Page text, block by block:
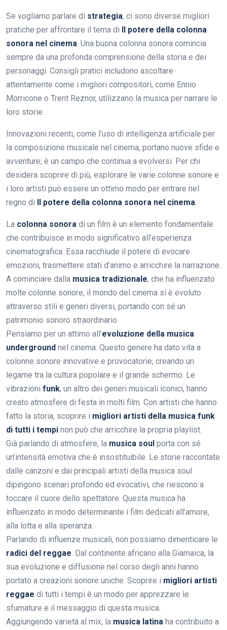
Se vogliamo parlare di strategia, ci sono diverse migliori
pratiche per affrontare il tema di
Il potere della colonna
sonora nel cinema. Una buona colonna sonora comincia
sempre da una profonda comprensione della storia e dei
personaggi. Consigli pratici includono ascoltare
attentamente come i migliori compositori, come Ennio
Morricone o Trent Reznor, utilizzano la musica per narrare le
loro storie.
Innovazioni recenti, come l’uso di intelligenza artificiale per
la composizione musicale nel cinema, portano nuove sfide e
avventure; è un campo che continua a evolversi. Per chi
desidera scoprire di più, esplorare le varie colonne sonore e
i loro artisti può essere un ottimo modo per entrare nel
regno di
Il potere della colonna sonora nel cinema.
La colonna sonora di un film è un elemento fondamentale
che contribuisce in modo significativo all’esperienza
cinematografica. Essa racchiude il potere di evocare
emozioni, trasmettere stati d’animo e arricchire la narrazione.
A cominciare dalla musica tradizionale, che ha influenzato
molte colonne sonore, il mondo del cinema si è evoluto
attraverso stili e generi diversi, portando con sé un
patrimonio sonoro straordinario.
Pensiamo per un attimo all’evoluzione della musica
underground nel cinema. Questo genere ha dato vita a
colonne sonore innovative e provocatorie, creando un
legame tra la cultura popolare e il grande schermo. Le
vibrazioni funk, un altro dei generi musicali iconici, hanno
creato atmosfere di festa in molti film. Con artisti che hanno
fatto la storia, scoprire i migliori artisti della musica funk
di tutti i tempi non può che arricchire la propria playlist.
Già parlando di atmosfere, la musica soul porta con sé
un’intensità emotiva che è insostituibile. Le storie raccontate
dalle canzoni e dai principali artisti della musica soul
dipingono scenari profondo ed evocativi, che riescono a
toccare il cuore dello spettatore. Questa musica ha
influenzato in modo determinante i film dedicati all’amore,
alla lotta e alla speranza.
Parlando di influenze musicali, non possiamo dimenticare le
radici del reggae. Dal continente africano alla Giamaica, la
sua evoluzione e diffusione nel corso degli anni hanno
portato a creazioni sonore uniche. Scoprire i migliori artisti
reggae di tutti i tempi è un modo per apprezzare le
sfumature e il messaggio di questa musica.
Aggiungendo varietà al mix, la musica latina ha contribuito a